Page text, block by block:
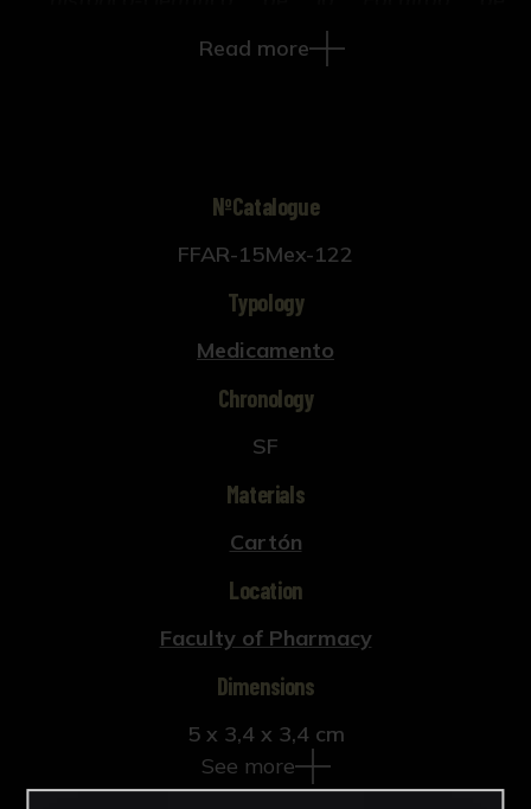
Farmacia de Sevilla (Tesis doctoral inédita,
421-663, Universidad de Sevilla, 2018).
Read more
NºCatalogue
FFAR-15Mex-122
Typology
Medicamento
Chronology
SF
Materials
Cartón
Location
Faculty of Pharmacy
Dimensions
5 x 3,4 x 3,4 cm
See more